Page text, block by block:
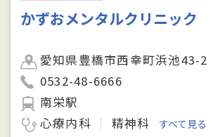
かずおメンタルクリニック
愛知県豊橋市西幸町浜池43-2
0532-48-6666
南栄駅
心療内科
精神科 すべて見る